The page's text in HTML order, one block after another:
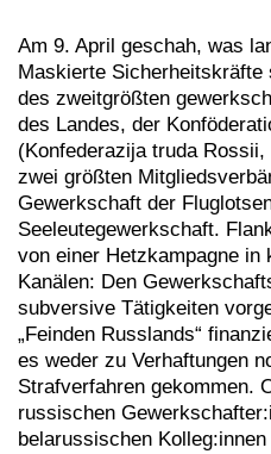
Am 9. April geschah, was
Maskierte
des zweitgrößten
des Landes, der
(Konfederazija truda
zwei größten
Gewerkschaft der
Seeleutegewerkschaft.
von einer Hetzkampagne in
Kanälen: Den
subversive Tätigkeiten
„Feinden Russlands“
es weder zu Verhaftungen
Strafverfahren gekommen.
russischen
belarussischen